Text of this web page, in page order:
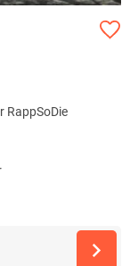
RappSoDie